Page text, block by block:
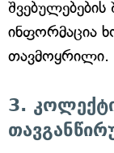
ინფორმაცია
თავმოყრილი.
3.